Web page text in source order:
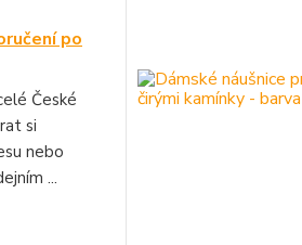
po
České
si
nebo
...